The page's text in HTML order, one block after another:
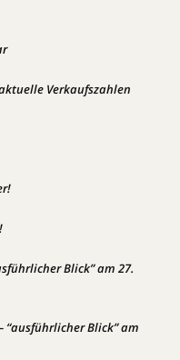
Verkaufszahlen
Blick” am 27.
“ausführlicher Blick” am